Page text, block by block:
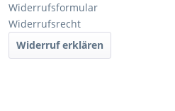
Widerrufsformular
Widerrufsrecht
Widerruf erklären